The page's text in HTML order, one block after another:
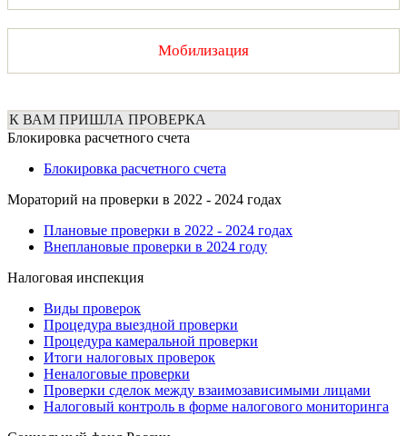
Мобилизация
К ВАМ ПРИШЛА ПРОВЕРКА
Блокировка расчетного счета
Блокировка расчетного счета
Мораторий на проверки в 2022 - 2024 годах
Плановые проверки в 2022 - 2024 годах
Внеплановые проверки в 2024 году
Налоговая инспекция
Виды проверок
Процедура выездной проверки
Процедура камеральной проверки
Итоги налоговых проверок
Неналоговые проверки
Проверки сделок между взаимозависимыми лицами
Налоговый контроль в форме налогового мониторинга